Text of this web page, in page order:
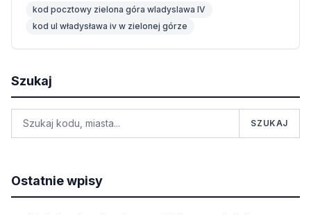
kod pocztowy zielona góra wladyslawa IV
kod ul władysława iv w zielonej górze
Szukaj
SZUKAJ
Ostatnie wpisy